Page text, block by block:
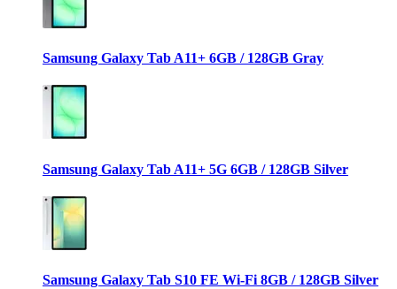
Samsung Galaxy Tab A11+ 6GB / 128GB Gray
Samsung Galaxy Tab A11+ 5G 6GB / 128GB Silver
Samsung Galaxy Tab S10 FE Wi-Fi 8GB / 128GB Silver